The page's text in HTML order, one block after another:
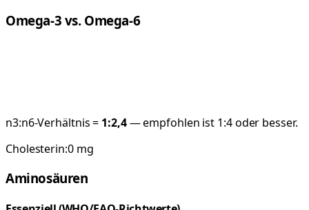
Omega-3 vs. Omega-6
n3:n6-Verhältnis = 1:2,4— empfohlen ist 1:4 oder besser.
Cholesterin:0mg
Aminosäuren